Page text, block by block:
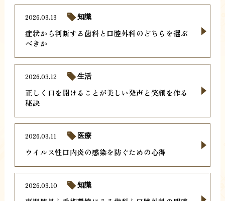
症状から判断する歯科と口腔外科のどちらを選ぶ
べきか
2026.03.13 知識
正しく口を開けることが美しい発声と笑顔を作る
秘訣
2026.03.12 生活
ウイルス性口内炎の感染を防ぐための心得
2026.03.11 医療
2026.03.10 知識